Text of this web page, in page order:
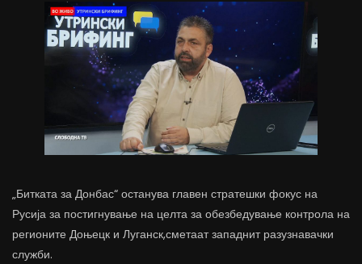
„Битката за Донбас“ останува главен стратешки фокус на
Русија за постигнување на целта за обезбедување контрола на
регионите Доњецк и Луганск,сметаат западнит разузнавачки
служби.